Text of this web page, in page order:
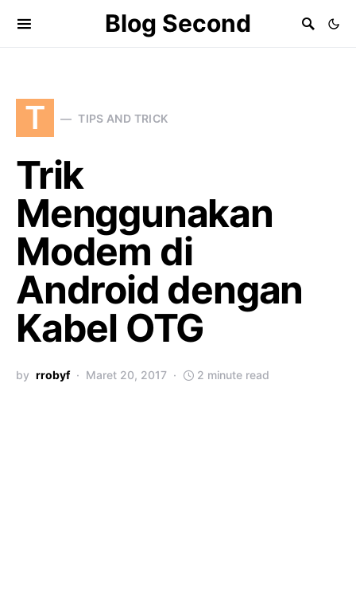
Blog Second
T TIPS AND TRICK
Trik
Menggunakan
Modem di
Android dengan
Kabel OTG
by rrobyf Maret 20, 2017 2 minute read